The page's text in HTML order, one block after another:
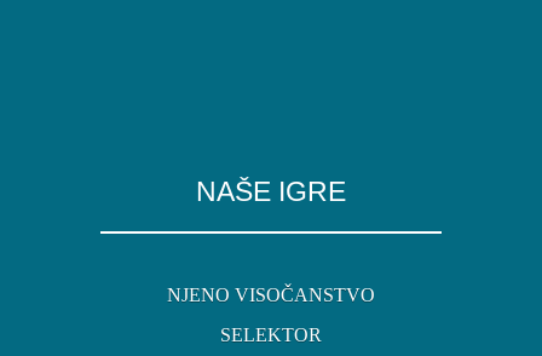
NAŠE IGRE
NJENO VISOČANSTVO
SELEKTOR